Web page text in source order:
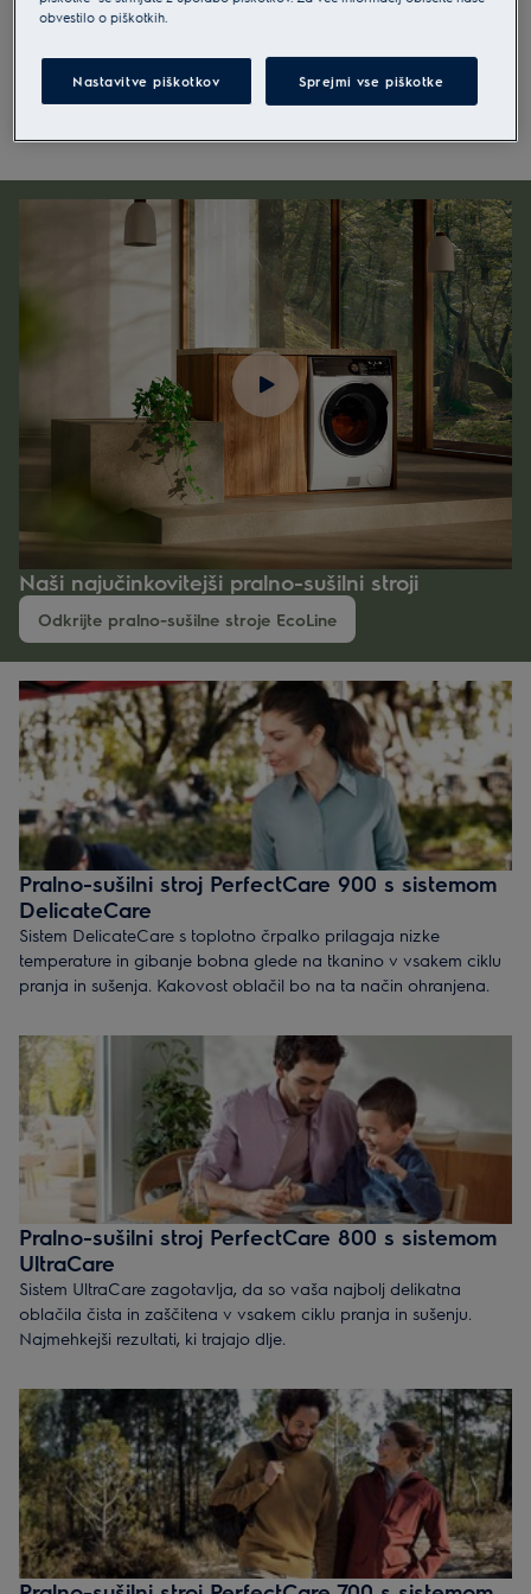
Prostostoječi pralno-sušilni stroj
Pomoč pri izbiri
Naši najučinkovitejši pralno-sušilni stroji
Odkrijte pralno-sušilne stroje EcoLine
Pralno-sušilni stroj PerfectCare 900 s sistemom
DelicateCare
Sistem DelicateCare s toplotno črpalko prilagaja nizke
temperature in gibanje bobna glede na tkanino v vsakem ciklu
pranja in sušenja. Kakovost oblačil bo na ta način ohranjena.
Pralno-sušilni stroj PerfectCare 800 s sistemom
UltraCare
Sistem UltraCare zagotavlja, da so vaša najbolj delikatna
oblačila čista in zaščitena v vsakem ciklu pranja in sušenju.
Najmehkejši rezultati, ki trajajo dlje.
obvestilo o piškotkih.
Nastavitve piškotkov Sprejmi vse piškotke